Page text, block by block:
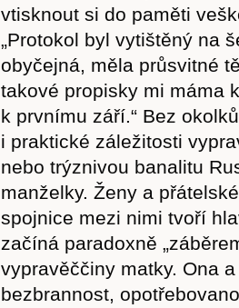
vtisknout si do paměti
„Protokol byl vytištěný na
obyčejná, měla průsvitné
takové propisky mi máma
k prvnímu září.“ Bez
i praktické záležitosti
nebo trýznivou banalitu
manželky. Ženy a
spojnice mezi nimi tvoří
začíná paradoxně
vypravěččiny matky. Ona
bezbrannost,